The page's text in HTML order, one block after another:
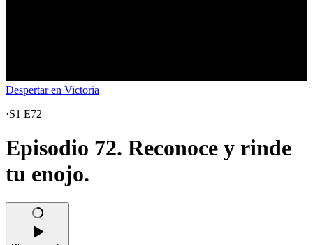
Despertar en Victoria
·S1 E72
Episodio 72. Reconoce y rinde
tu enojo.